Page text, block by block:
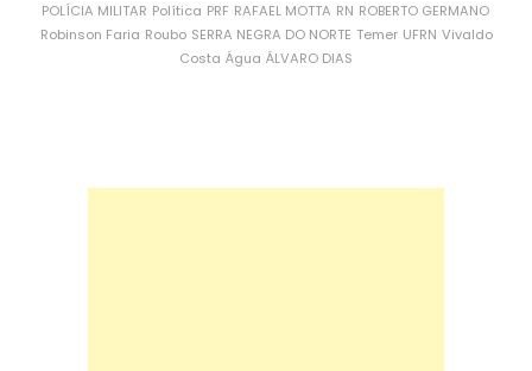
POLÍCIA MILITAR Política PRF RAFAEL MOTTA RN ROBERTO GERMANO
Robinson Faria Roubo SERRA NEGRA DO NORTE Temer UFRN Vivaldo
Costa Água ÁLVARO DIAS